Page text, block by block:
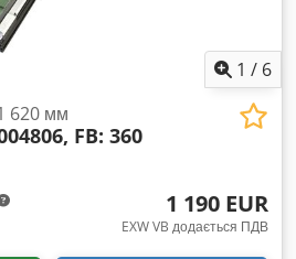
1 / 6
620 мм
FB: 360
1 190 EUR
EXW VB додається ПДВ